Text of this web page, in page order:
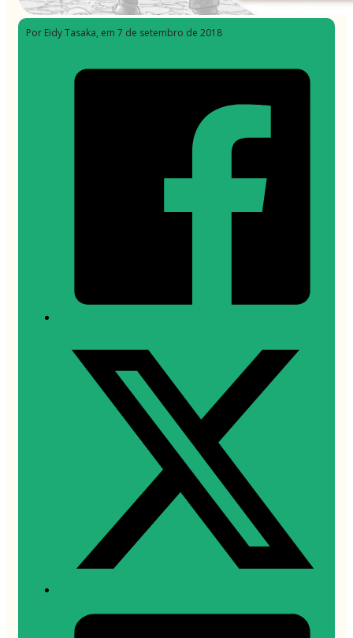
Por Eidy Tasaka, em 7 de setembro de 2018